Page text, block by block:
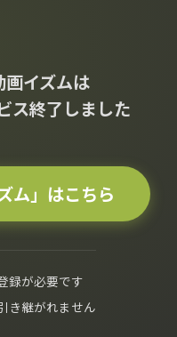
イズムは
ス終了しました
ム」はこちら
録が必要です
き継がれません